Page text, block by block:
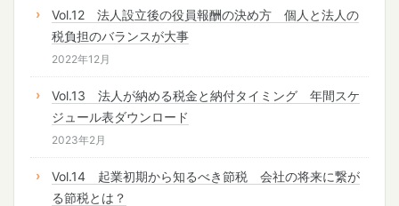
Vol.12 法人設立後の役員報酬の決め方 個人と法人の
税負担のバランスが大事
2022年12月
Vol.13 法人が納める税金と納付タイミング 年間スケ
ジュール表ダウンロード
2023年2月
Vol.14 起業初期から知るべき節税 会社の将来に繋が
る節税とは？